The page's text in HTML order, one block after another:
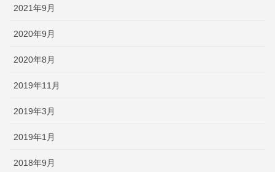
2021年9月
2020年9月
2020年8月
2019年11月
2019年3月
2019年1月
2018年9月